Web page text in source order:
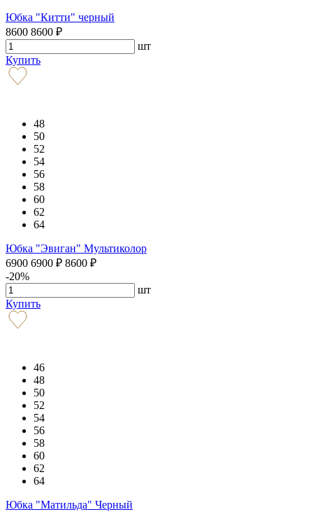
Юбка "Китти" черный
8600 8600 ₽
шт
Купить
48
50
52
54
56
58
60
62
64
Юбка "Эвиган" Мультиколор
6900 6900 ₽ 8600 ₽
-20%
шт
Купить
46
48
50
52
54
56
58
60
62
64
Юбка "Матильда" Черный